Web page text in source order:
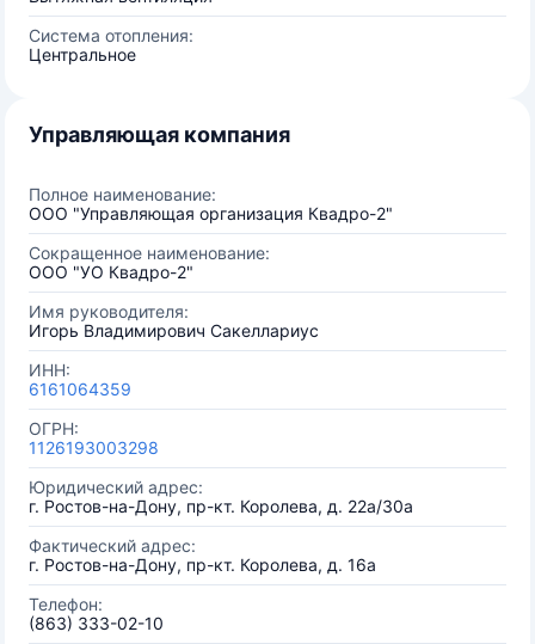
Система отопления:
Центральное
Управляющая компания
Полное наименование:
ООО "Управляющая организация Квадро-2"
Сокращенное наименование:
ООО "УО Квадро-2"
Имя руководителя:
Игорь Владимирович Сакеллариус
ИНН:
6161064359
ОГРН:
1126193003298
Юридический адрес:
г. Ростов-на-Дону, пр-кт. Королева, д. 22а/30а
Фактический адрес:
г. Ростов-на-Дону, пр-кт. Королева, д. 16а
Телефон:
(863) 333-02-10